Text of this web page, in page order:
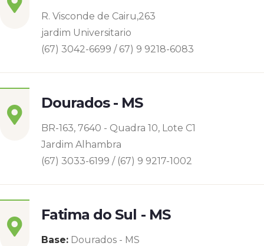
R. Visconde de Cairu,263
jardim Universitario
(67) 3042-6699 / 67) 9 9218-6083
Dourados - MS
BR-163, 7640 - Quadra 10, Lote C1
Jardim Alhambra
(67) 3033-6199 / (67) 9 9217-1002
Fatima do Sul - MS
Base: Dourados - MS